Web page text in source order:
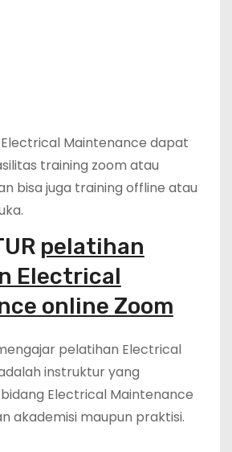
Maintenance dapat
training zoom atau
bisa juga training offline atau
pelatihan
Electrical
online Zoom
pelatihan Electrical
instruktur yang
Electrical Maintenance
akademisi maupun praktisi.